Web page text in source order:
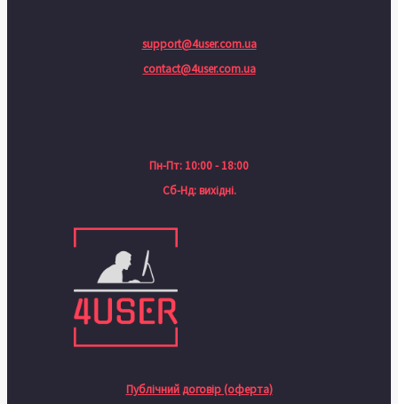
support@4user.com.ua
contact@4user.com.ua
Пн-Пт: 10:00 - 18:00
Сб-Нд: вихідні.
Публічний договір (оферта)